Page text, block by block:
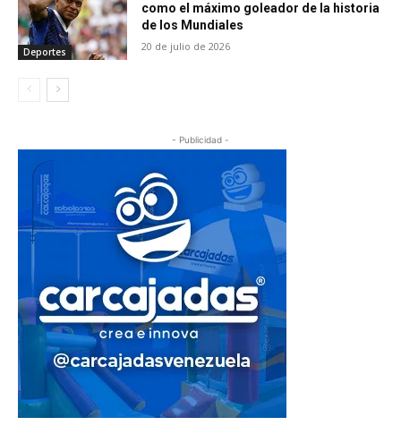
Deportes
como el máximo goleador de la historia
de los Mundiales
20 de julio de 2026
- Publicidad -